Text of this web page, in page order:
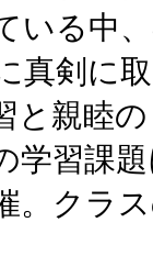
いる中
真剣に
と親睦
習課
。クラ